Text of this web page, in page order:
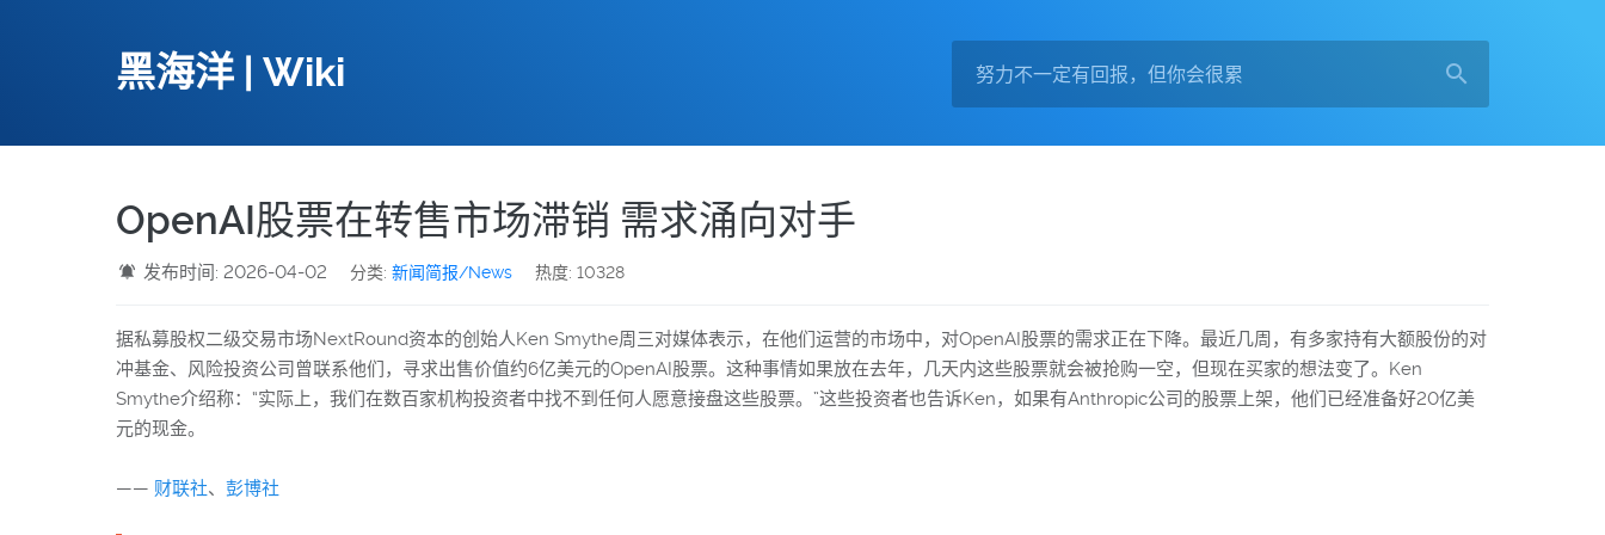
黑海洋 | Wiki
OpenAI股票在转售市场滞销 需求涌向对手
发布时间: 2026-04-02 分类:新闻简报/News 热度: 10328
据私募股权二级交易市场NextRound资本的创始人Ken Smythe周三对媒体表示，在他们运营的市场中，对OpenAI股票的需求正在下降。最近几周，有多家持有大额股份的对
冲基金、风险投资公司曾联系他们，寻求出售价值约6亿美元的OpenAI股票。这种事情如果放在去年，几天内这些股票就会被抢购一空，但现在买家的想法变了。Ken
Smythe介绍称：“实际上，我们在数百家机构投资者中找不到任何人愿意接盘这些股票。”这些投资者也告诉Ken，如果有Anthropic公司的股票上架，他们已经准备好20亿美
元的现金。
—— 财联社、 彭博社